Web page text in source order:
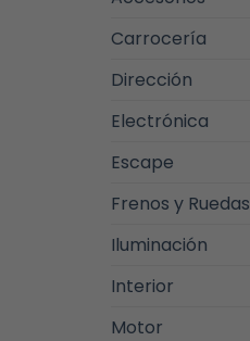
Carrocería
Dirección
Electrónica
Escape
Frenos y Ruedas
Iluminación
Interior
Motor